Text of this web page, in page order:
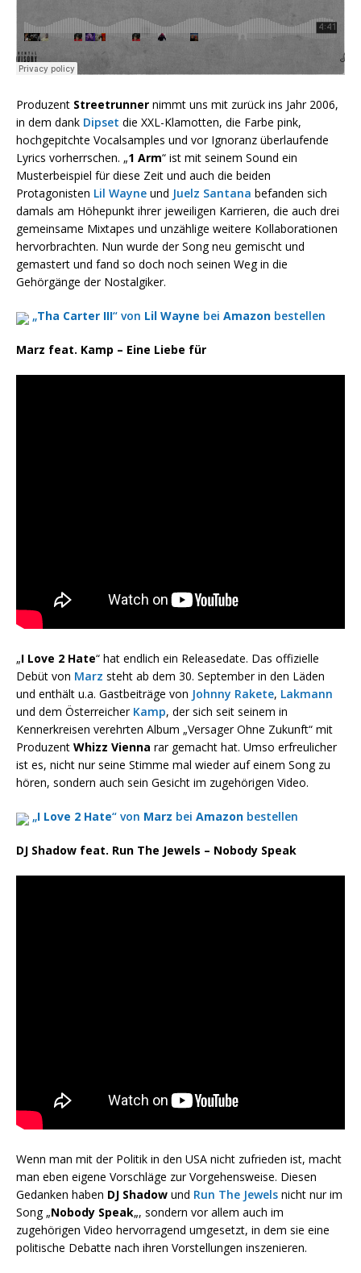
Produzent Streetrunner nimmt uns mit zurück ins Jahr 2006,
in dem dank Dipset die XXL-Klamotten, die Farbe pink,
hochgepitchte Vocalsamples und vor Ignoranz überlaufende
Lyrics vorherrschen. „1 Arm“ ist mit seinem Sound ein
Musterbeispiel für diese Zeit und auch die beiden
Protagonisten Lil Wayne und Juelz Santana befanden sich
damals am Höhepunkt ihrer jeweiligen Karrieren, die auch drei
gemeinsame Mixtapes und unzählige weitere Kollaborationen
hervorbrachten. Nun wurde der Song neu gemischt und
gemastert und fand so doch noch seinen Weg in die
Gehörgänge der Nostalgiker.
„Tha Carter III“ von Lil Wayne bei Amazon bestellen
Marz feat. Kamp – Eine Liebe für
„I Love 2 Hate“ hat endlich ein Releasedate. Das offizielle
Debüt von Marz steht ab dem 30. September in den Läden
und enthält u.a. Gastbeiträge von Johnny Rakete, Lakmann
und dem Österreicher Kamp, der sich seit seinem in
Kennerkreisen verehrten Album „Versager Ohne Zukunft“ mit
Produzent Whizz Vienna rar gemacht hat. Umso erfreulicher
ist es, nicht nur seine Stimme mal wieder auf einem Song zu
hören, sondern auch sein Gesicht im zugehörigen Video.
„I Love 2 Hate“ von Marz bei Amazon bestellen
DJ Shadow feat. Run The Jewels – Nobody Speak
Wenn man mit der Politik in den USA nicht zufrieden ist, macht
man eben eigene Vorschläge zur Vorgehensweise. Diesen
Gedanken haben DJ Shadow und Run The Jewels nicht nur im
Song „Nobody Speak„, sondern vor allem auch im
zugehörigen Video hervorragend umgesetzt, in dem sie eine
politische Debatte nach ihren Vorstellungen inszenieren.